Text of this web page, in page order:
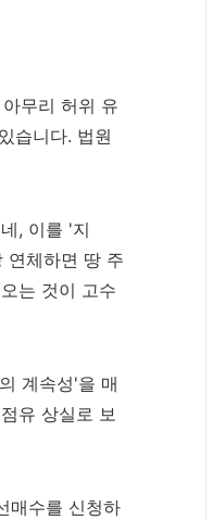
무리 허위 유
습니다. 법원
, 이를 '지
연체하면 땅 주
는 것이 고수
계속성'을 매
유 상실로 보
매수를 신청하